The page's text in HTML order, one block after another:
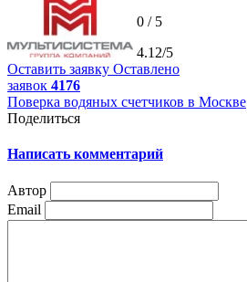
0 / 5
4.12/5
Оставить заявку Оставлено
заявок 4176
Поверка водяных счетчиков в Москве
Поделиться
Написать комментарий
Автор
Email